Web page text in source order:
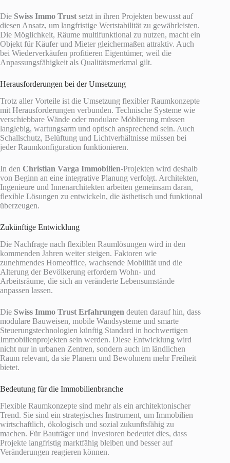
Die Swiss Immo Trust setzt in ihren Projekten bewusst auf
diesen Ansatz, um langfristige Wertstabilität zu gewährleisten.
Die Möglichkeit, Räume multifunktional zu nutzen, macht ein
Objekt für Käufer und Mieter gleichermaßen attraktiv. Auch
bei Wiederverkäufen profitieren Eigentümer, weil die
Anpassungsfähigkeit als Qualitätsmerkmal gilt.
Herausforderungen bei der Umsetzung
Trotz aller Vorteile ist die Umsetzung flexibler Raumkonzepte
mit Herausforderungen verbunden. Technische Systeme wie
verschiebbare Wände oder modulare Möblierung müssen
langlebig, wartungsarm und optisch ansprechend sein. Auch
Schallschutz, Belüftung und Lichtverhältnisse müssen bei
jeder Raumkonfiguration funktionieren.
In den Christian Varga Immobilien-Projekten wird deshalb
von Beginn an eine integrative Planung verfolgt. Architekten,
Ingenieure und Innenarchitekten arbeiten gemeinsam daran,
flexible Lösungen zu entwickeln, die ästhetisch und funktional
überzeugen.
Zukünftige Entwicklung
Die Nachfrage nach flexiblen Raumlösungen wird in den
kommenden Jahren weiter steigen. Faktoren wie
zunehmendes Homeoffice, wachsende Mobilität und die
Alterung der Bevölkerung erfordern Wohn- und
Arbeitsräume, die sich an veränderte Lebensumstände
anpassen lassen.
Die Swiss Immo Trust Erfahrungen deuten darauf hin, dass
modulare Bauweisen, mobile Wandsysteme und smarte
Steuerungstechnologien künftig Standard in hochwertigen
Immobilienprojekten sein werden. Diese Entwicklung wird
nicht nur in urbanen Zentren, sondern auch im ländlichen
Raum relevant, da sie Planern und Bewohnern mehr Freiheit
bietet.
Bedeutung für die Immobilienbranche
Flexible Raumkonzepte sind mehr als ein architektonischer
Trend. Sie sind ein strategisches Instrument, um Immobilien
wirtschaftlich, ökologisch und sozial zukunftsfähig zu
machen. Für Bauträger und Investoren bedeutet dies, dass
Projekte langfristig marktfähig bleiben und besser auf
Veränderungen reagieren können.